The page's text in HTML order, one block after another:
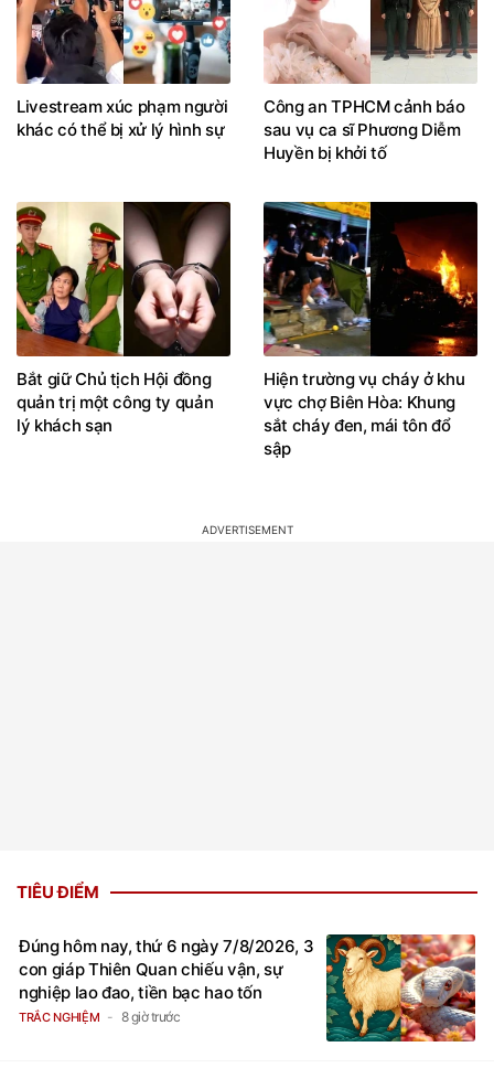
Livestream xúc phạm người
khác có thể bị xử lý hình sự
Công an TPHCM cảnh báo
sau vụ ca sĩ Phương Diễm
Huyền bị khởi tố
Bắt giữ Chủ tịch Hội đồng
quản trị một công ty quản
lý khách sạn
Hiện trường vụ cháy ở khu
vực chợ Biên Hòa: Khung
sắt cháy đen, mái tôn đổ
sập
TIÊU ĐIỂM
Đúng hôm nay, thứ 6 ngày 7/8/2026, 3
con giáp Thiên Quan chiếu vận, sự
nghiệp lao đao, tiền bạc hao tốn
TRẮC NGHIỆM 8 giờ trước